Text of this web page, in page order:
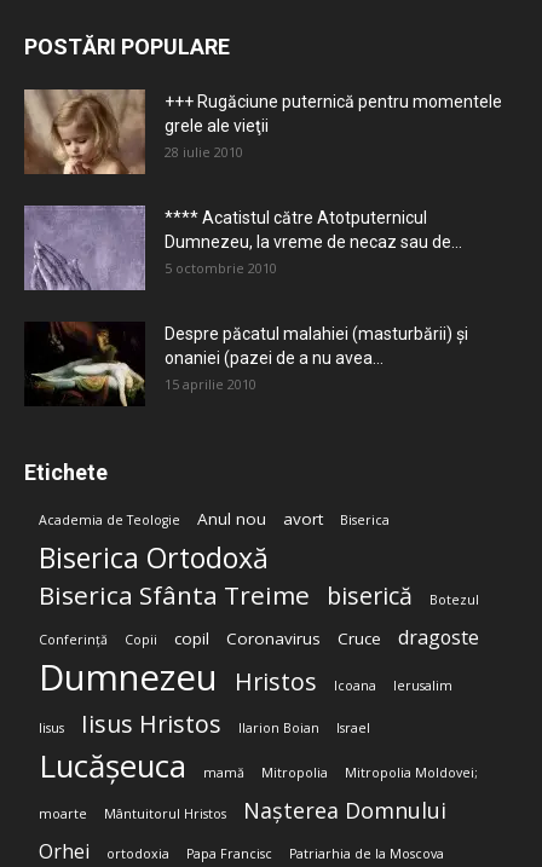
POSTĂRI POPULARE
+++ Rugăciune puternică pentru momentele
grele ale vieţii
28 iulie 2010
**** Acatistul către Atotputernicul
Dumnezeu, la vreme de necaz sau de...
5 octombrie 2010
Despre păcatul malahiei (masturbării) şi
onaniei (pazei de a nu avea...
15 aprilie 2010
Etichete
Academia de Teologie Anul nou avort Biserica
Biserica Ortodoxă
Biserica Sfânta Treime biserică Botezul
Conferință Copii copil Coronavirus Cruce dragoste
Dumnezeu Hristos Icoana Ierusalim
Iisus Iisus Hristos Ilarion Boian Israel
Lucășeuca mamă Mitropolia Mitropolia Moldovei;
moarte Mântuitorul Hristos Nașterea Domnului
Orhei ortodoxia Papa Francisc Patriarhia de la Moscova